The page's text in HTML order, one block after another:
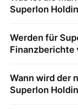
Superlon
Werden für
Wann wird der
Superlon